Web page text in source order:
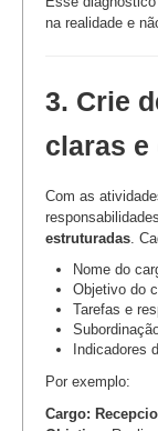
na realidade e
3. Crie
claras e
Com as
estruturadas .
Nome do
Objetivo do
Tarefas e
Indicadores
Por exemplo:
Cargo: